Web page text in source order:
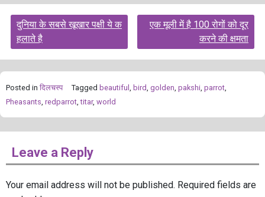
Post
navigation
दुनिया के सबसे खूखार पक्षी ये क
हलाते है
एक मूली में है 100 रोगों को दूर
करने की क्षमता
Posted in दिलचस्प Tagged beautiful , bird, golden, pakshi, parrot,
Pheasants, redparrot,titar, world
Leave a Reply
Your email address will not be published. Required fields are